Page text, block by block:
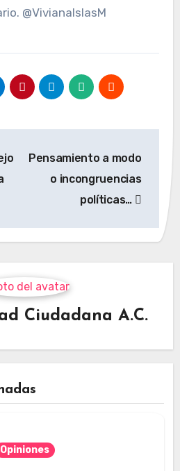
@VivianaIslasM
Pensamiento a modo
o incongruencias
políticas…
Ciudadana A.C.
Opiniones